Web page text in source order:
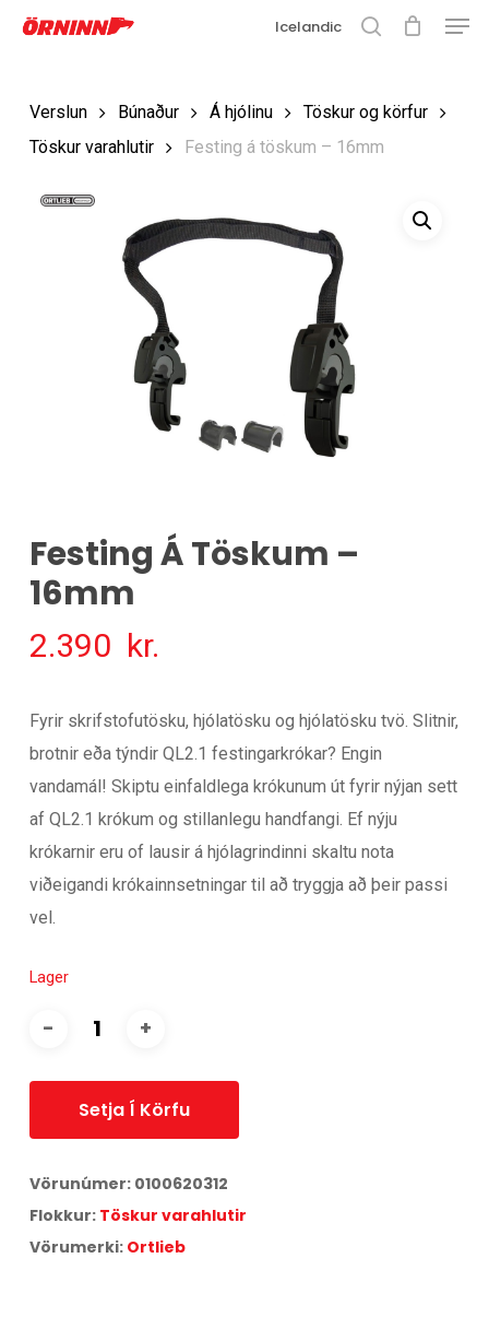
Fara
Loka
Icelandic
Verslun Búnaður Á hjólinu
Töskur og körfur
Töskur varahlutir
Festing á töskum – 16mm
Festing Á Töskum –
16mm
2.390 kr.
Fyrir skrifstofutösku, hjólatösku og hjólatösku tvö. Slitnir,
brotnir eða týndir QL2.1 festingarkrókar? Engin
vandamál! Skiptu einfaldlega krókunum út fyrir nýjan sett
af QL2.1 krókum og stillanlegu handfangi. Ef nýju
krókarnir eru of lausir á hjólagrindinni skaltu nota
viðeigandi krókainnsetningar til að tryggja að þeir passi
vel.
Lager
Setja Í Körfu
Vörunúmer: 0100620312
Flokkur: Töskur varahlutir
Vörumerki: Ortlieb